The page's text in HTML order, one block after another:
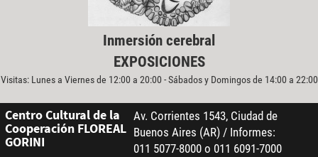
Inmersión cerebral
EXPOSICIONES
Visitas: Lunes a Viernes de 12:00 a 20:00 - Sábados y Domingos de 14:00 a 22:00
Centro Cultural de la
Cooperación FLOREAL
GORINI
Av. Corrientes 1543, Ciudad de
Buenos Aires (AR) / Informes:
011 5077-8000 o 011 6091-7000